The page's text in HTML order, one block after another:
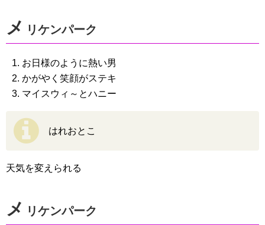
メ リケンパーク
お日様のように熱い男
かがやく笑顔がステキ
マイスウィ～とハニー
はれおとこ
天気を変えられる
メ リケンパーク